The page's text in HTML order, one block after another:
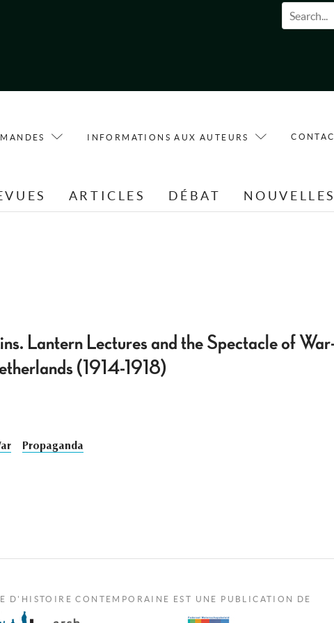
INFORMATIONS AUX AUTEURS
ARTICLES DÉBAT NOUVELLES
Lantern Lectures and the Spectacle of
(1914-1918)
Propaganda
D'HISTOIRE CONTEMPORAINE EST UNE PUBLICATION DE